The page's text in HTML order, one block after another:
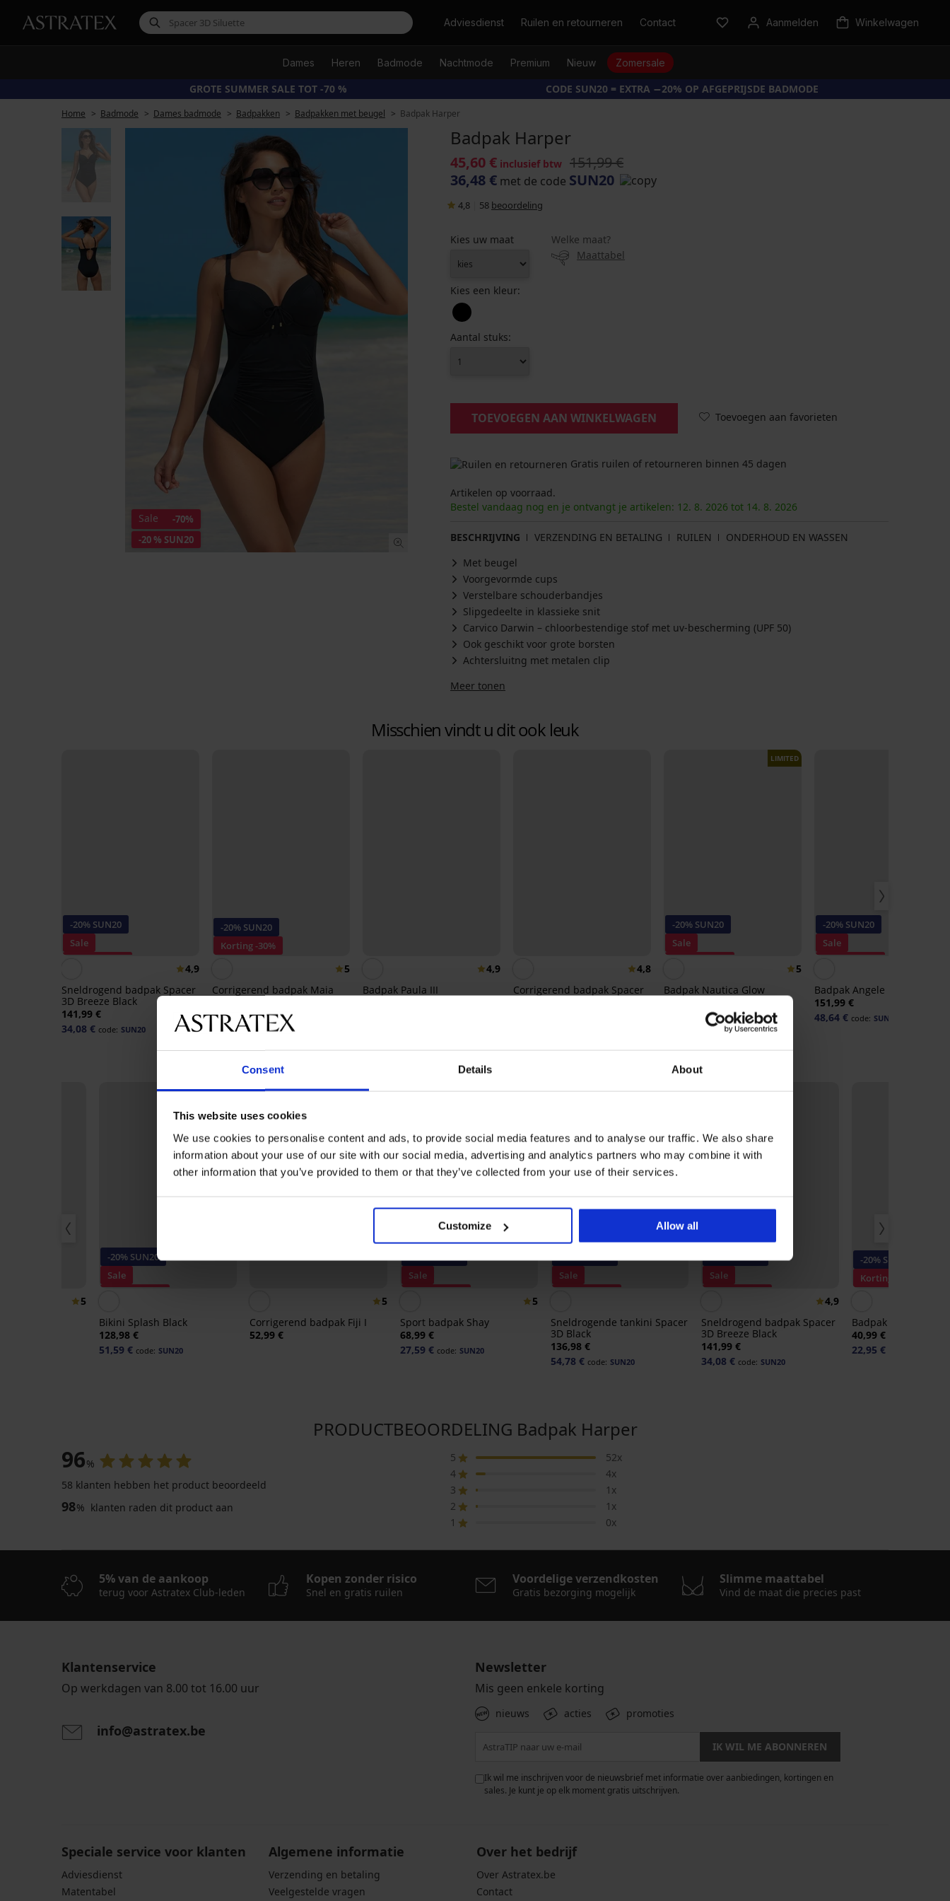
Consent Details About
This website uses cookies
We use cookies to personalise content and ads, to provide social media features and to analyse our traffic. We also share
information about your use of our site with our social media, advertising and analytics partners who may combine it with
other information that you’ve provided to them or that they’ve collected from your use of their services.
Customize Allow all
ZoekenAdviesdienst Ruilen en retourneren Contact Aanmelden Winkelwagen
Dames Heren Badmode Nachtmode Premium Nieuw Zomersale
GROTE SUMMER SALE TOT -70 % CODE SUN20 = EXTRA −20% OP AFGEPRIJSDE BADMODE
Home Badmode Dames badmode Badpakken Badpakken met beugel Badpak Harper
Sale
-70%
-20 % SUN20
Badpak Harper
45,60 € inclusief btw 151,99 €
36,48 € met de code SUN20
4,8 58 beoordeling
Kies uw maat
Welke maat?
Maattabel
Kies een kleur:
Aantal stuks:
TOEVOEGEN AAN WINKELWAGEN Toevoegen aan favorieten
Gratis ruilen of retourneren binnen 45 dagen
Artikelen op voorraad.
Bestel vandaag nog en je ontvangt je artikelen: 12. 8. 2026 tot 14. 8. 2026
BESCHRIJVING VERZENDING EN BETALING RUILEN
ONDERHOUD EN WASSEN
Met beugel
Voorgevormde cups
Verstelbare schouderbandjes
Slipgedeelte in klassieke snit
Carvico Darwin – chloorbestendige stof met uv-bescherming (UPF 50)
Ook geschikt voor grote borsten
Achtersluitng met metalen clip
Meer tonen
Misschien vindt u dit ook leuk
-20% SUN20
Sale
4,9
Sneldrogend badpak Spacer
3D Breeze Black
141,99 €
34,08 € code: SUN20
-20% SUN20
Korting -30%
5
Corrigerend badpak Maia
156,99 €
87,91 € code: SUN20
4,9
Badpak Paula III
4,8
Corrigerend badpak Spacer
-20% SUN20
Sale
LIMITED
5
Badpak Nautica Glow
code: SUN20
-20% SUN20
Sale
Badpak Angele Mint
151,99 €
48,64 € code: SUN20
Ontdek vergelijkbare stukken
5
-20% SUN20
Sale
Bikini Splash Black
128,98 €
51,59 € code: SUN20
5
Corrigerend badpak Fiji I
52,99 €
Sale
LIMITED
5
Sport badpak Shay
68,99 €
27,59 € code: SUN20
Sale
Sneldrogende tankini Spacer
3D Black
136,98 €
54,78 € code: SUN20
Sale
4,9
Sneldrogend badpak Spacer
3D Breeze Black
141,99 €
34,08 € code: SUN20
-20% SUN20
Korting -30%
Badpak Canberra I
40,99 €
22,95 €
badpak
19,50
€
€
code
IVA
Black
€
badpak
58,49
€
code
30,00
€
code
PRODUCTBEOORDELING Badpak Harper
96%
58 klanten hebben het product beoordeeld
98% klanten raden dit product aan
5
52x
4
4x
3
1x
2
1x
1
0x
5% van de aankoop
terug voor Astratex Club-leden
Kopen zonder risico
Snel en gratis ruilen
Voordelige verzendkosten
Gratis bezorging mogelijk
Slimme maattabel
Vind de maat die precies past
Klantenservice
Op werkdagen van 8.00 tot 16.00 uur
info@astratex.be
Newsletter
Mis geen enkele korting
nieuws acties promoties
IK WIL ME ABONNEREN
Ik wil me inschrijven voor de nieuwsbrief met informatie over aanbiedingen, kortingen en
sales. Je kunt je op elk moment gratis uitschrijven.
Speciale service voor klanten
Adviesdienst
Matentabel
Algemene informatie
Verzending en betaling
Veelgestelde vragen
Over het bedrijf
Over Astratex.be
Contact